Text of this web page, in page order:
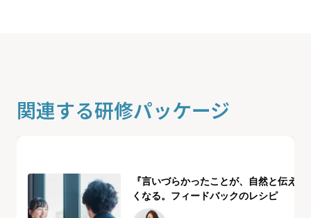
関連する研修パッケージ
『言いづらかったことが、自然と伝えた
くなる。フィードバックのレシピ